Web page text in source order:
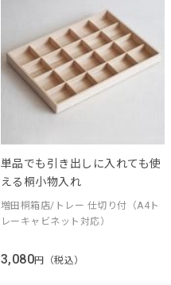
単品でも引き出しに入れても使
える桐小物入れ
増田桐箱店/トレー 仕切り付（A4ト
レーキャビネット対応）
3,080円（税込）